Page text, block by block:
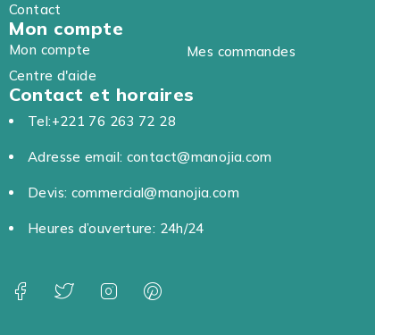
Contact
Mon compte
Mon compte
Mes commandes
Centre d'aide
Contact et horaires
Tel:+221 76 263 72 28
Adresse email: contact@manojia.com
Devis: commercial@manojia.com
Heures d’ouverture: 24h/24